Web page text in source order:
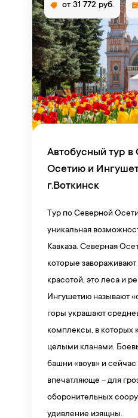
от 31 772 руб.
Автобусный тур
Осетию и
г.Воткинск
Тур по Северной
уникальная
Кавказа. Северная
которые
красотой, это леса и
Ингушетию называют
горы украшают
комплексы, в которых
целыми кланами.
башни «воув» и сейчас
впечатляюще – для
оборонительных
удивление изящны.